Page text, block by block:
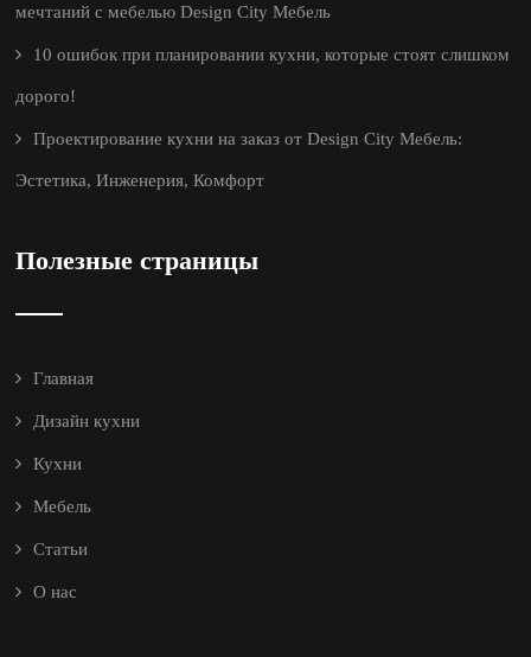
мечтаний с мебелью Design City Мебель
10 ошибок при планировании кухни, которые стоят слишком
дорого!
Проектирование кухни на заказ от Design City Мебель:
Эстетика, Инженерия, Комфорт
Полезные страницы
Главная
Дизайн кухни
Кухни
Мебель
Статьи
О нас